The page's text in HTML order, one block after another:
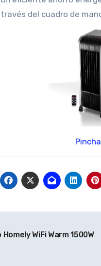
del cuadro de
WiFi Warm 1500W